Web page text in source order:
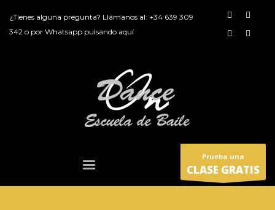
¿Tienes alguna pregunta? Llámanos al: +34 639 309
342 o por Whatsapp pulsando aquí
Prueba una
CLASE GRATIS